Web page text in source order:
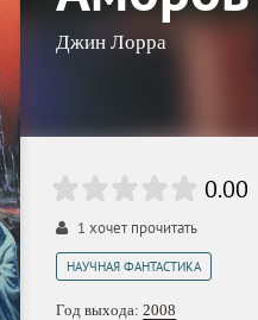
Джин Лорра
0.00
1 хочет прочитать
НАУЧНАЯ ФАНТАСТИКА
Год выхода: 2008